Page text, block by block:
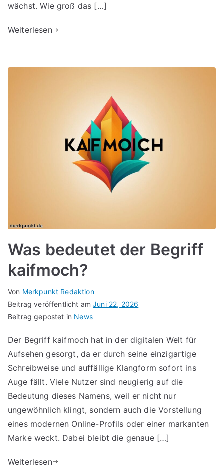
wächst. Wie groß das […]
Weiterlesen
Was bedeutet der Begriff
kaifmoch?
Von Merkpunkt Redaktion
Beitrag veröffentlicht amJuni 22, 2026
Beitrag gepostet in News
Der Begriff kaifmoch hat in der digitalen Welt für
Aufsehen gesorgt, da er durch seine einzigartige
Schreibweise und auffällige Klangform sofort ins
Auge fällt. Viele Nutzer sind neugierig auf die
Bedeutung dieses Namens, weil er nicht nur
ungewöhnlich klingt, sondern auch die Vorstellung
eines modernen Online-Profils oder einer markanten
Marke weckt. Dabei bleibt die genaue […]
Weiterlesen